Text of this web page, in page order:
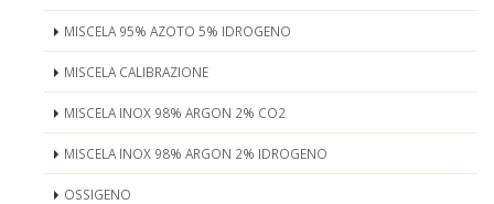
MISCELA 95% AZOTO 5% IDROGENO
MISCELA CALIBRAZIONE
MISCELA INOX 98% ARGON 2% CO2
MISCELA INOX 98% ARGON 2% IDROGENO
OSSIGENO